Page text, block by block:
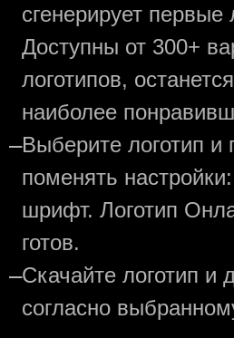
сгенерирует первые
Доступны от 300+
логотипов,
наиболее
—Выберите логотип и
поменять
шрифт. Логотип
готов.
—Скачайте логотип и
согласно